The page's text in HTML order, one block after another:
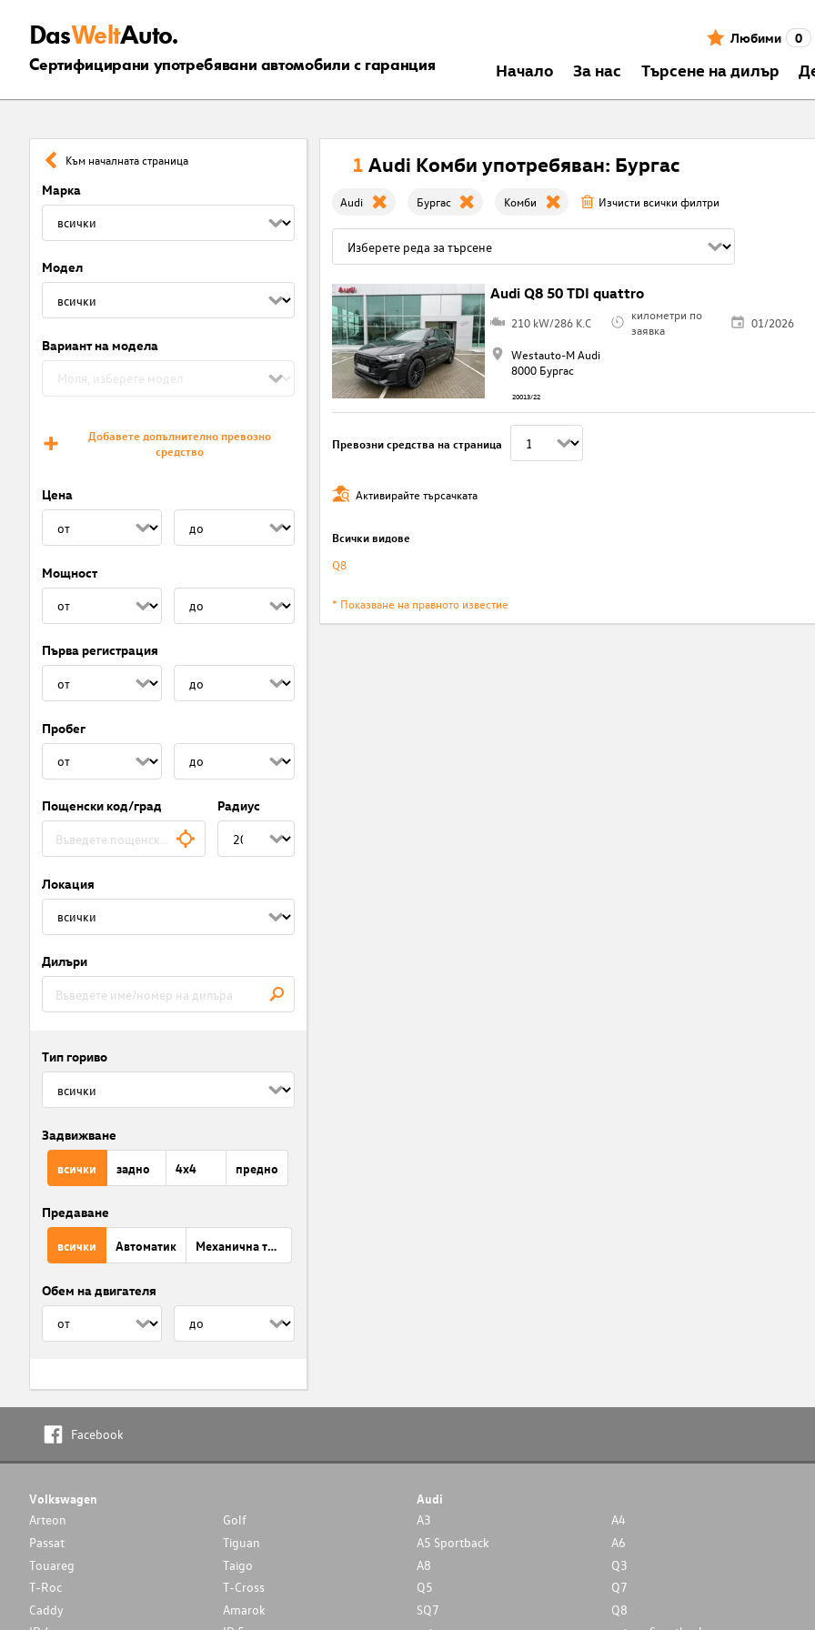
DasWeltAuto.
Сертифицирани употребявани автомобили с гаранция
Любими 0
Началo За нас Търсене на дилър
Към началната страница
Марка
Модел
Вариант на модела
Добавете допълнително превозно
средство
Цена
Мощност
Първа регистрация
Пробег
Пощенски код/град Радиус
Локация
Дилъри
Тип гориво
Задвижване
всички задно 4x4 предно
Предаване
всички Автоматик Механична трансмисия
Обем на двигателя
1 Audi Комби употребяван: Бургас
Audi Бургас Комби Изчисти всички филтри
Audi Q8 50 TDI quattro
210 kW/286 K.C
километри по
заявка
01/2026
Westauto-M Audi
8000 Бургас
20013/22
Превозни средства на страница
Активирайте търсачката
Всички видове
Q8
* Показване на правното известие
Facebook
Volkswagen
Arteon
Golf
Passat
Tiguan
Touareg
Taigo
T-Roc
T-Cross
Caddy
Amarok
Audi
A3
A4
A5 Sportback
A6
A8
Q3
Q5
Q7
SQ7
Q8